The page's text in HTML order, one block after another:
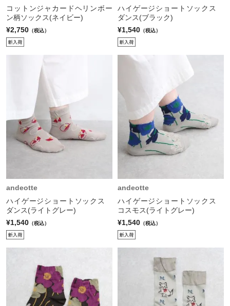
コットンジャカードヘリンボー
ン柄ソックス(ネイビー)
¥2,750 （税込）
ハイゲージショートソックス
ダンス(ブラック)
¥1,540 （税込）
andeotte
ハイゲージショートソックス
ダンス(ライトグレー)
¥1,540 （税込）
andeotte
ハイゲージショートソックス
コスモス(ライトグレー)
¥1,540 （税込）